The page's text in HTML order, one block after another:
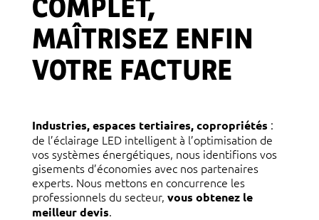
COMPLET,
MAÎTRISEZ ENFIN
VOTRE FACTURE
Industries, espaces tertiaires, copropriétés :
de l’éclairage LED intelligent à l’optimisation de
vos systèmes énergétiques, nous identifions vos
gisements d’économies avec nos partenaires
experts. Nous mettons en concurrence les
professionnels du secteur, vous obtenez le
meilleur devis.